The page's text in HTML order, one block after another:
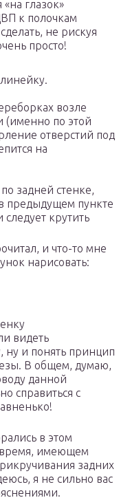
глазок»
к полочкам
не рискуя
просто!
возле
(именно по этой
отверстий под
на
задней стенке,
предыдущем пункте
крутить
и что-то мне
нарисовать:
видеть
ну и понять принцип
В общем, думаю,
данной
справиться с
в этом
время, имеющем
задних
я не сильно вас